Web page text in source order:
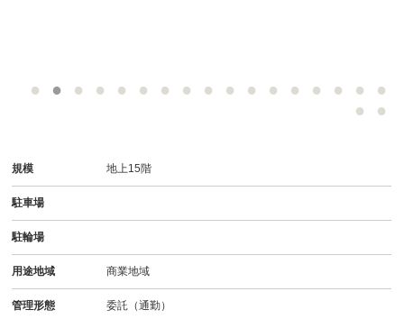
規模 地上15階
駐車場
駐輪場
用途地域 商業地域
管理形態 委託（通勤）